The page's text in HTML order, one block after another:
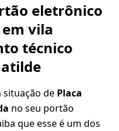
eletrônico
vila
técnico
situação de Placa
no seu portão
que esse é um dos